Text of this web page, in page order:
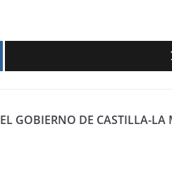
EL GOBIERNO DE CASTILLA-LA